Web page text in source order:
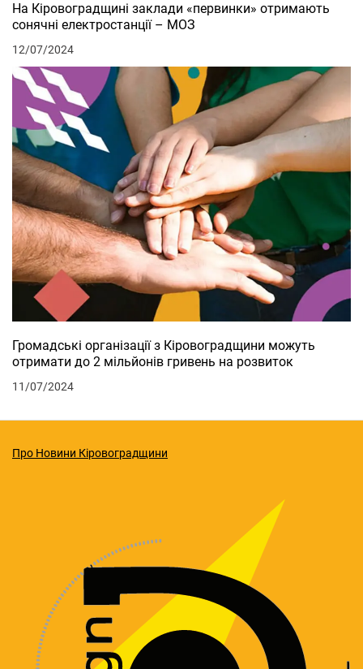
На Кіровоградщині заклади «первинки» отримають
сонячні електростанції – МОЗ
12/07/2024
Громадські організації з Кіровоградщини можуть
отримати до 2 мільйонів гривень на розвиток
11/07/2024
Про Новини Кіровоградщини